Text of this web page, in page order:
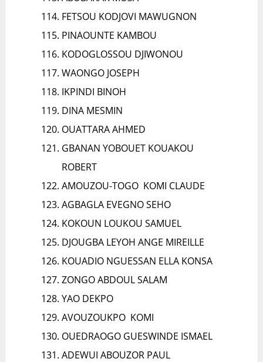
FETSOU KODJOVI MAWUGNON
PINAOUNTE KAMBOU
KODOGLOSSOU DJIWONOU
WAONGO JOSEPH
IKPINDI BINOH
DINA MESMIN
OUATTARA AHMED
GBANAN YOBOUET KOUAKOU
ROBERT
AMOUZOU-TOGO KOMI CLAUDE
AGBAGLA EVEGNO SEHO
KOKOUN LOUKOU SAMUEL
DJOUGBA LEYOH ANGE MIREILLE
KOUADIO NGUESSAN ELLA KONSA
ZONGO ABDOUL SALAM
YAO DEKPO
AVOUZOUKPO KOMI
OUEDRAOGO GUESWINDE ISMAEL
ADEWUI ABOUZOR PAUL